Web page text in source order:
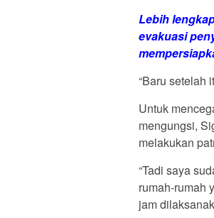
Lebih
evakuasi
“Baru setelah
Untuk
mengungsi,
melakukan
“Tadi saya
rumah-rumah
jam